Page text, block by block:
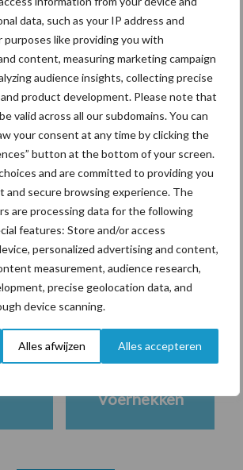
data, such as your IP address and
purposes like providing you with
content, measuring marketing campaign
audience insights, collecting precise
product development. Please note that
valid across all our subdomains. You can
your consent at any time by clicking the
button at the bottom of your screen.
and are committed to providing you
and secure browsing experience. The
are processing data for the following
features: Store and/or access
personalized advertising and content,
measurement, audience research,
precise geolocation data, and
device scanning.
Alles afwijzen Alles accepteren
Tien praktische tips voor
een langere levensduur
“Vraag naar praktische
hygieneoplossingen is in
Polen groter dan ooit”
Bemesting Fokkerij
Voerhekken